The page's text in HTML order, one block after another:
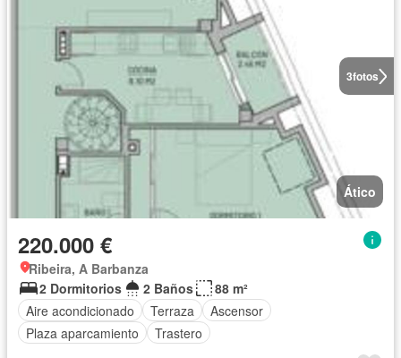
3fotos
Ático
220.000 €
Ribeira, A Barbanza
2 Dormitorios
2 Baños
88 m²
Aire acondicionado
Terraza
Ascensor
Plaza aparcamiento
Trastero